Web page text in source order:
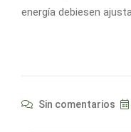
energía debiesen
Sin comentarios